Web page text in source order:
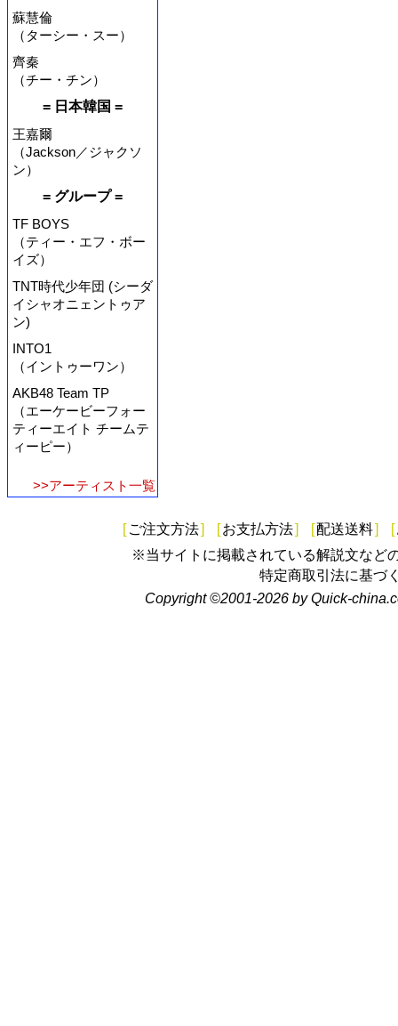
蘇慧倫
（ターシー・スー）
齊秦
（チー・チン）
= 日本韓国 =
王嘉爾
（Jackson／ジャクソ
ン）
= グループ =
TF BOYS
（ティー・エフ・ボー
イズ）
TNT時代少年団 (シーダ
イシャオニェントゥア
ン)
INTO1
（イントゥーワン）
AKB48 Team TP
（エーケービーフォー
ティーエイト チームテ
ィーピー）
>>アーティスト一覧
[ ご注文方法] [お支払方法] [配送送料] [
※当サイトに掲載されている解説文など
特定商取引法に基づ
Copyright ©2001-2026 by Quick-